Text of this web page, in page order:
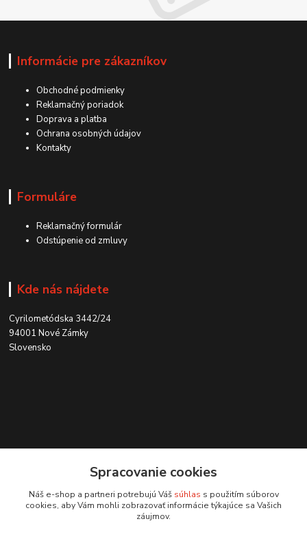
Informácie pre zákazníkov
Obchodné podmienky
Reklamačný poriadok
Doprava a platba
Ochrana osobných údajov
Kontakty
Formuláre
Reklamačný formulár
Odstúpenie od zmluvy
Kde nás nájdete
Cyrilometódska 3442/24
94001 Nové Zámky
Slovensko
0915 707 737
(Po-Pia, 8-15 hod.)
Spracovanie cookies
Náš e-shop a partneri potrebujú Váš súhlas s použitím súborov
cookies, aby Vám mohli zobrazovať informácie týkajúce sa Vašich
záujmov.